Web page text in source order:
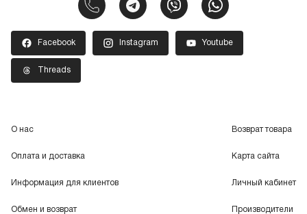
Facebook Instagram Youtube
Threads
О нас
Оплата и доставка
Информация для клиентов
Обмен и возврат
Возврат товара
Карта сайта
Личный кабинет
Производители